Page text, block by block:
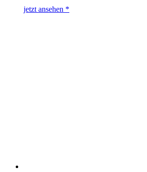
jetzt ansehen *